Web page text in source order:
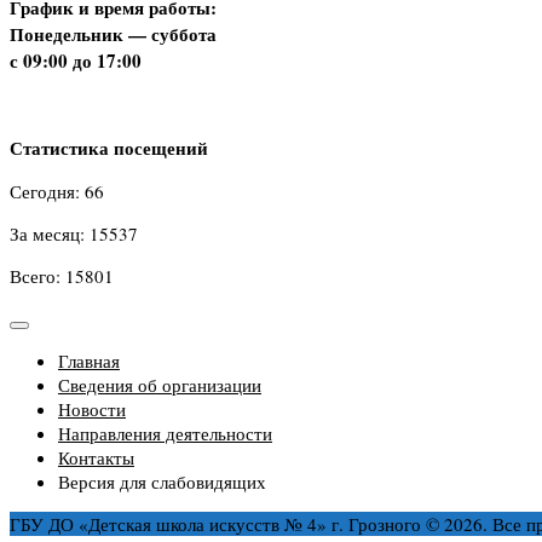
График и время работы:
Понедельник — суббота
с 09:00 до 17:00
Статистика посещений
Сегодня: 66
За месяц: 15537
Всего: 15801
Главная
Сведения об организации
Новости
Направления деятельности
Контакты
Версия для слабовидящих
ГБУ ДО «Детская школа искусств № 4» г. Грозного © 2026. Все